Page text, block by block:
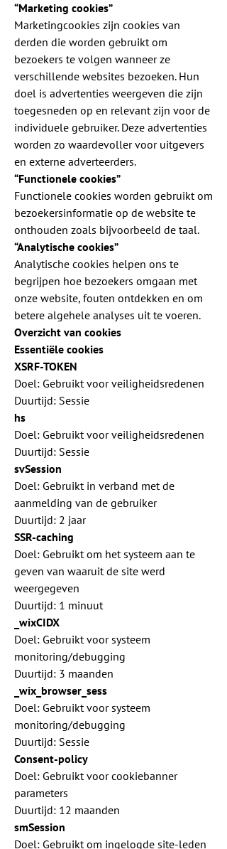
“Marketing cookies”
Marketingcookies zijn cookies van
derden die worden gebruikt om
bezoekers te volgen wanneer ze
verschillende websites bezoeken. Hun
doel is advertenties weergeven die zijn
toegesneden op en relevant zijn voor de
individuele gebruiker. Deze advertenties
worden zo waardevoller voor uitgevers
en externe adverteerders.
“Functionele cookies”
Functionele cookies worden gebruikt om
bezoekersinformatie op de website te
onthouden zoals bijvoorbeeld de taal.
“Analytische cookies”
Analytische cookies helpen ons te
begrijpen hoe bezoekers omgaan met
onze website, fouten ontdekken en om
betere algehele analyses uit te voeren.
Overzicht van cookies
Essentiële cookies
XSRF-TOKEN
Doel: Gebruikt voor veiligheidsredenen
Duurtijd: Sessie
hs
Doel: Gebruikt voor veiligheidsredenen
Duurtijd: Sessie
svSession
Doel: Gebruikt in verband met de
aanmelding van de gebruiker
Duurtijd: 2 jaar
SSR-caching
Doel: Gebruikt om het systeem aan te
geven van waaruit de site werd
weergegeven
Duurtijd: 1 minuut
_wixCIDX
Doel: Gebruikt voor systeem
monitoring/debugging
Duurtijd: 3 maanden
_wix_browser_sess
Doel: Gebruikt voor systeem
monitoring/debugging
Duurtijd: Sessie
Consent-policy
Doel: Gebruikt voor cookiebanner
parameters
Duurtijd: 12 maanden
smSession
Doel: Gebruikt om ingelogde site-leden